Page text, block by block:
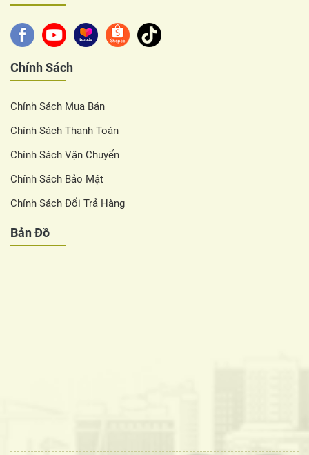
Chính Sách
Chính Sách Mua Bán
Chính Sách Thanh Toán
Chính Sách Vận Chuyển
Chính Sách Bảo Mật
Chính Sách Đổi Trả Hàng
Bản Đồ